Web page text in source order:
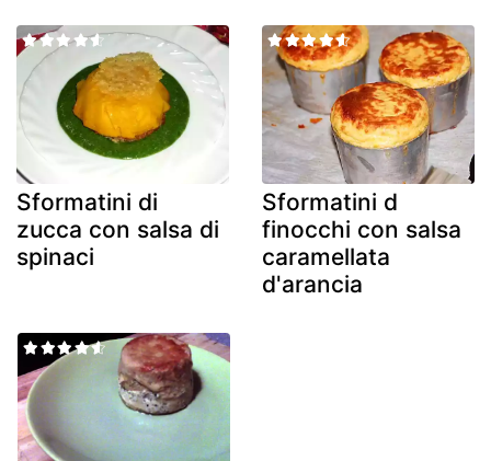
Sformatini di
zucca con salsa di
spinaci
Sformatini d
finocchi con salsa
caramellata
d'arancia